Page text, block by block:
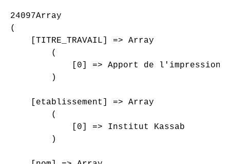
24097Array
(
    [TITRE_TRAVAIL] => Array
        (
[0] => Apport de l'impression
        )
    [etablissement] => Array
        (
            [0] => Institut Kassab
        )